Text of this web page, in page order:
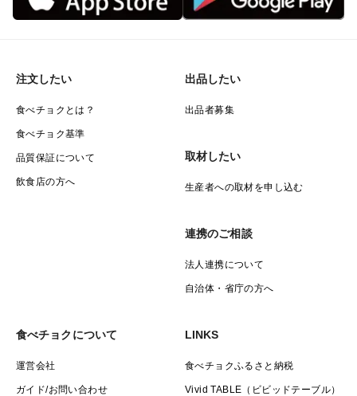
注文したい
食べチョクとは？
食べチョク基準
品質保証について
飲食店の方へ
出品したい
出品者募集
取材したい
生産者への取材を申し込む
連携のご相談
法人連携について
自治体・省庁の方へ
食べチョクについて
運営会社
ガイド/お問い合わせ
LINKS
食べチョクふるさと納税
Vivid TABLE（ビビッドテーブル）